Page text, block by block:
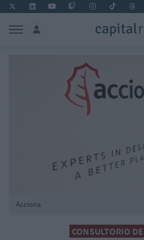
CONSULTORIO
Acciona